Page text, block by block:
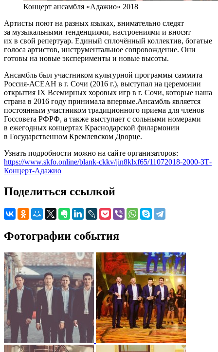
Концерт ансамбля «Адажио» 2018
Артисты поют на разных языках, внимательно следят
за музыкальными тенденциями, настроениями и вносят
их в свой репертуар. Единый сплочённый коллектив, богатые
голоса артистов, инструментальное сопровождение. Они
готовы на новые эксперименты и новые высоты.
Ансамбль был участником культурной программы саммита
Россия-АСЕАН в г. Сочи (2016 г.), выступал на церемонии
открытия IX Всемирных хоровых игр в г. Сочи, которые наша
страна в 2016 году принимала впервые.Ансамбль является
постоянным участником традиционного приема для членов
Госсовета РФРФ, а также выступает с сольными номерами
в ежегодных концертах Краснодарской филармонии
в Государственном Кремлевском Дворце.
Узнать подробности можно на сайте организаторов:
https://www.skfo.online/blank-ckkv/jin8klxf65/11072018-2000-ЗТ-
Концерт-Адажио
Поделиться ссылкой
Фотографии события